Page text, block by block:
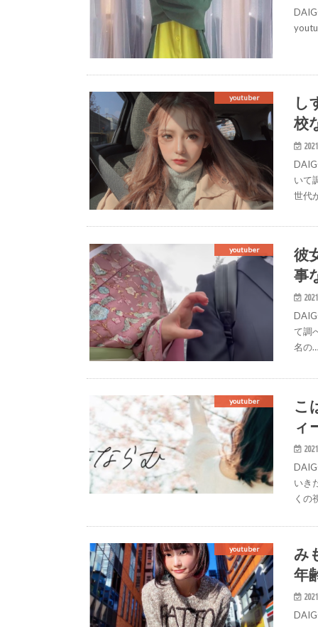
youtuber
し
校
いて
世代
youtuber
彼
事
て調
名の…
youtuber
こ
ィ
いき
くの
youtuber
み
年